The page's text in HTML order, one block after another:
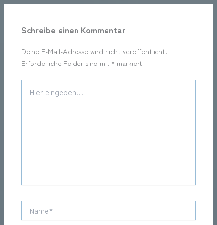
Schreibe einen Kommentar
Deine E-Mail-Adresse wird nicht veröffentlicht.
Erforderliche Felder sind mit * markiert
eingeben…